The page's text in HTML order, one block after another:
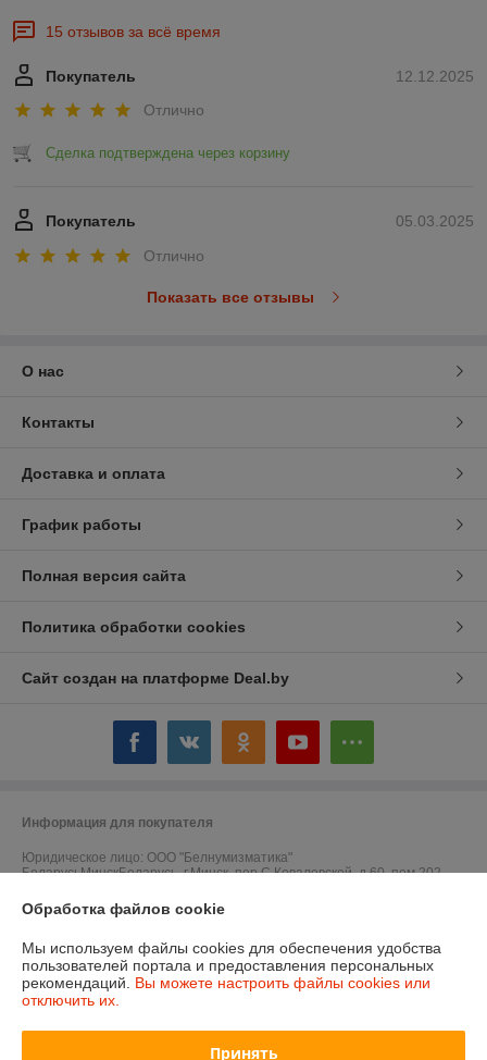
15 отзывов за всё время
12.12.2025
Покупатель
Отлично
Сделка подтверждена через корзину
05.03.2025
Покупатель
Отлично
Показать все отзывы
О нас
Контакты
Доставка и оплата
График работы
Полная версия сайта
Политика обработки cookies
Сайт создан на платформе Deal.by
Информация для покупателя
Юридическое лицо: ООО "Белнумизматика"
БеларусьМинскБеларусь, г.Минск, пер.С.Ковалевской, д.60, пом.202
Регистрационный номер ЕГР: 193017016
УНП: 193017016
Регистрационный орган: Мингорисполком
Ссылка на свидетельство/лицензию
Обработка файлов cookie
Мы используем файлы cookies для обеспечения удобства
пользователей портала и предоставления персональных
рекомендаций. Вы можете настроить файлы cookies или
отключить их.
Принять